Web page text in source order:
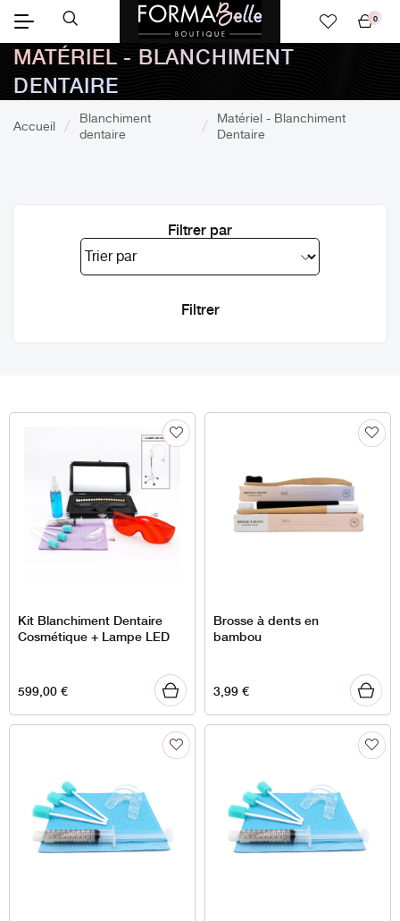
panier
0
MATÉRIEL - BLANCHIMENT
DENTAIRE
Accueil
Blanchiment
dentaire
Matériel - Blanchiment
Dentaire
Filtrer par
Kit Blanchiment Dentaire
Cosmétique + Lampe LED
599,00€
Brosse à dents en
bambou
3,99€